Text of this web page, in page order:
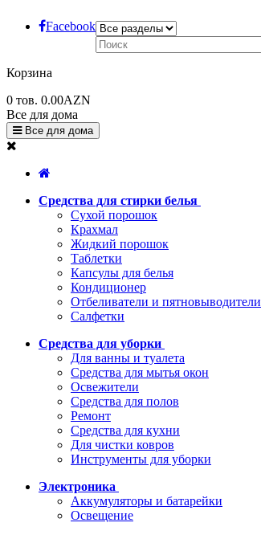
Facebook
Корзина
0 тов. 0.00AZN
Все для дома
Все для дома
Средства для стирки белья
Сухой порошок
Крахмал
Жидкий порошок
Таблетки
Капсулы для белья
Кондиционер
Отбеливатели и пятновыводители
Салфетки
Средства для уборки
Для ванны и туалета
Средства для мытья окон
Освежители
Средства для полов
Ремонт
Средства для кухни
Для чистки ковров
Инструменты для уборки
Электроника
Аккумуляторы и батарейки
Освещение